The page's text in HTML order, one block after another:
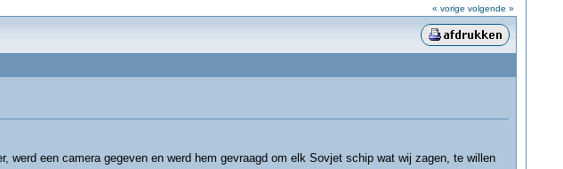
« vorige volgende »
werd een camera gegeven en werd hem gevraagd om elk Sovjet schip wat wij zagen, te willen